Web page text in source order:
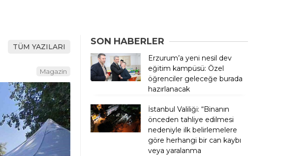
TÜM YAZILARI
Magazin
SON HABERLER
Erzurum’a yeni nesil dev
eğitim kampüsü: Özel
öğrenciler geleceğe burada
hazırlanacak
İstanbul Valiliği: “Binanın
önceden tahliye edilmesi
nedeniyle ilk belirlemelere
göre herhangi bir can kaybı
veya yaralanma